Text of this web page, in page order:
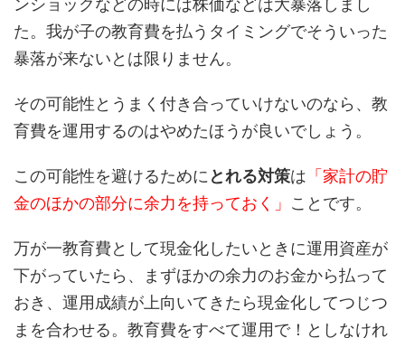
た。我が子の教育費を払うタイミングでそういった
暴落が来ないとは限りません。
その可能性とうまく付き合っていけないのなら、教
育費を運用するのはやめたほうが良いでしょう。
この可能性を避けるために とれる対策は 「家計の貯
金のほかの部分に余力を持っておく」 ことです。
万が一教育費として現金化したいときに運用資産が
下がっていたら、まずほかの余力のお金から払って
おき、運用成績が上向いてきたら現金化してつじつ
まを合わせる。教育費をすべて運用で！としなけれ